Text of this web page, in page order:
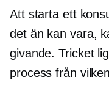
Att starta ett
det än kan vara,
givande. Tricket
process från